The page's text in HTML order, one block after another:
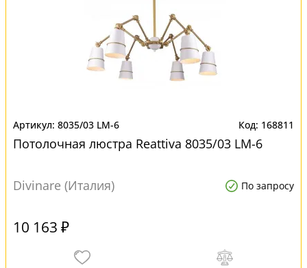
8035/03 LM-6 168811
Потолочная люстра Reattiva 8035/03 LM-6
Divinare (Италия) По запросу
10 163 ₽